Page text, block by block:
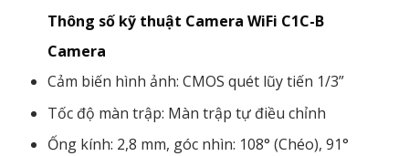
Thông số kỹ thuật Camera WiFi C1C-B
Camera
Cảm biến hình ảnh: CMOS quét lũy tiến 1/3”
Tốc độ màn trập: Màn trập tự điều chỉnh
Ống kính: 2,8 mm, góc nhìn: 108° (Chéo), 91°